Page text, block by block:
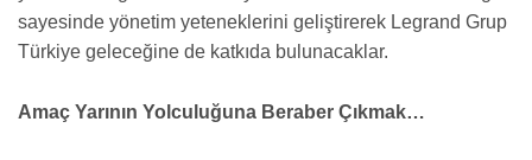
sayesinde yönetim yeteneklerini geliştirerek Legrand Grup
Türkiye geleceğine de katkıda bulunacaklar.
Amaç Yarının Yolculuğuna Beraber Çıkmak…